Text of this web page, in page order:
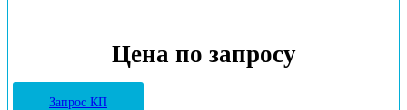
Цена по запросу
Запрос КП